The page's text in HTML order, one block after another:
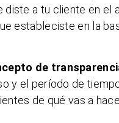
a tu cliente en el
estableciste en la
de
y el período de
de qué vas a